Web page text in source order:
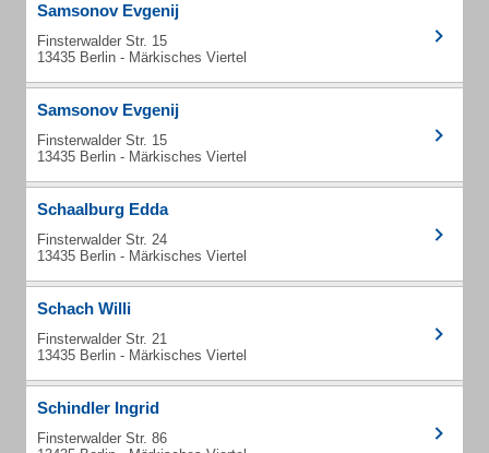
Samsonov Evgenij
Finsterwalder Str. 15
13435 Berlin - Märkisches Viertel
Samsonov Evgenij
Finsterwalder Str. 15
13435 Berlin - Märkisches Viertel
Schaalburg Edda
Finsterwalder Str. 24
13435 Berlin - Märkisches Viertel
Schach Willi
Finsterwalder Str. 21
13435 Berlin - Märkisches Viertel
Schindler Ingrid
Finsterwalder Str. 86